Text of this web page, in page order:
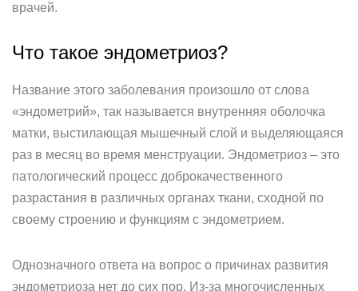
врачей.
Что такое эндометриоз?
Название этого заболевания произошло от слова
«эндометрий», так называется внутренняя оболочка
матки, выстилающая мышечный слой и выделяющаяся
раз в месяц во время менструации. Эндометриоз – это
патологический процесс доброкачественного
разрастания в различных органах ткани, сходной по
своему строению и функциям с эндометрием.
Однозначного ответа на вопрос о причинах развития
эндометриоза нет до сих пор. Из-за многочисленных